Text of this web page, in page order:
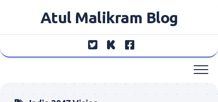
Atul Malikram Blog